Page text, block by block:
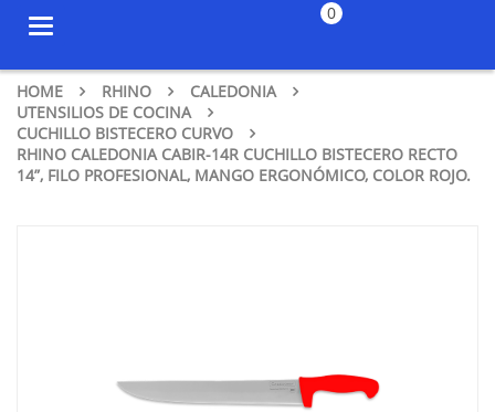
Toggle
0
HOME RHINO
CALEDONIA
UTENSILIOS DE COCINA
CUCHILLO BISTECERO CURVO
RHINO CALEDONIA CABIR-14R CUCHILLO BISTECERO RECTO
14”, FILO PROFESIONAL, MANGO ERGONÓMICO, COLOR ROJO.